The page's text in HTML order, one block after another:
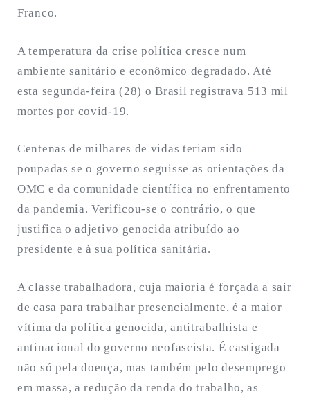
Franco.
A temperatura da crise política cresce num
ambiente sanitário e econômico degradado. Até
esta segunda-feira (28) o Brasil registrava 513 mil
mortes por covid-19.
Centenas de milhares de vidas teriam sido
poupadas se o governo seguisse as orientações da
OMC e da comunidade científica no enfrentamento
da pandemia. Verificou-se o contrário, o que
justifica o adjetivo genocida atribuído ao
presidente e à sua política sanitária.
A classe trabalhadora, cuja maioria é forçada a sair
de casa para trabalhar presencialmente, é a maior
vítima da política genocida, antitrabalhista e
antinacional do governo neofascista. É castigada
não só pela doença, mas também pelo desemprego
em massa, a redução da renda do trabalho, as